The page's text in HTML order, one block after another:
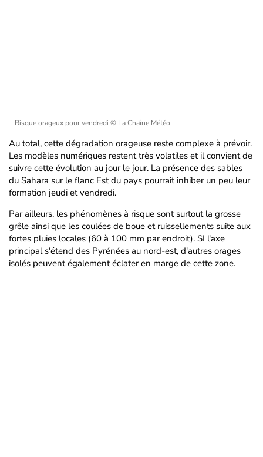
Risque orageux pour vendredi © La Chaîne Météo
Au total, cette dégradation orageuse reste complexe à prévoir.
Les modèles numériques restent très volatiles et il convient de
suivre cette évolution au jour le jour. La présence des sables
du Sahara sur le flanc Est du pays pourrait inhiber un peu leur
formation jeudi et vendredi.
Par ailleurs, les phénomènes à risque sont surtout la grosse
grêle ainsi que les coulées de boue et ruissellements suite aux
fortes pluies locales (60 à 100 mm par endroit). SI l'axe
principal s'étend des Pyrénées au nord-est, d'autres orages
isolés peuvent également éclater en marge de cette zone.